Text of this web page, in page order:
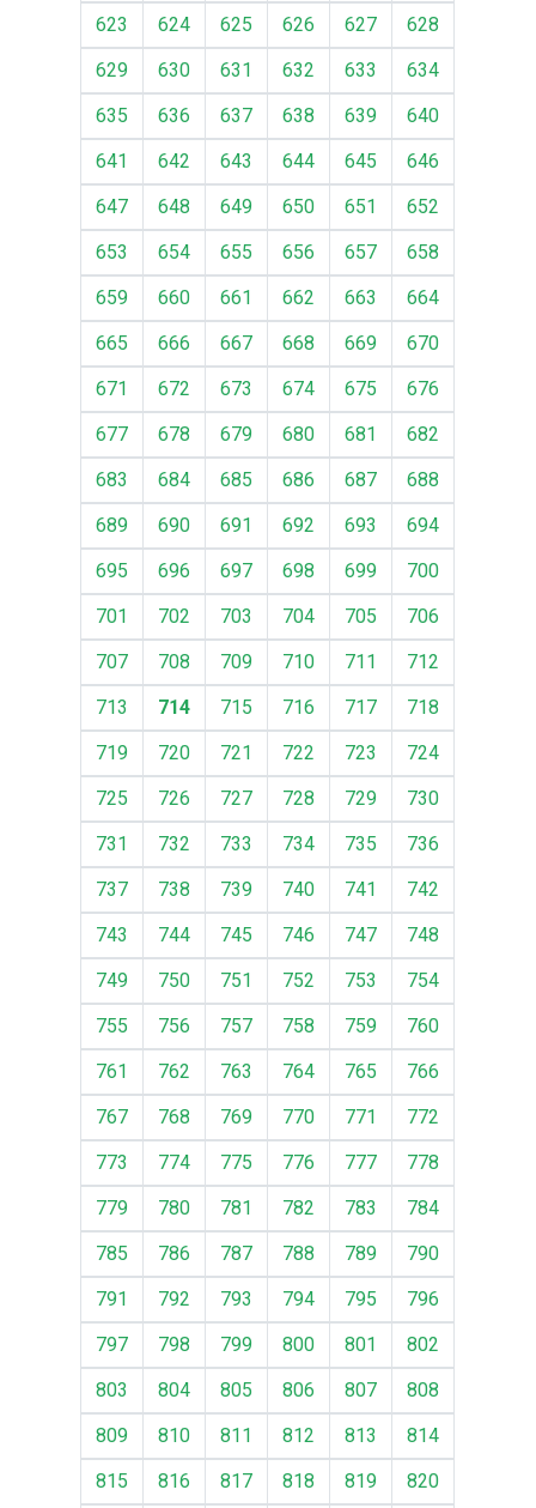
623
624 625 626 627
628
629
630 631 632 633
634
635
636 637 638 639
640
641
642 643 644 645
646
647
648 649 650 651
652
653
654 655 656 657
658
659
660 661 662 663
664
665
666 667 668 669
670
671
672 673 674 675
676
677
678 679 680 681
682
683
684 685 686 687
688
689
690 691 692 693
694
695
696 697 698 699
700
701
702 703 704 705
706
707
708 709 710 711
712
713
714 715 716 717
718
719
720 721 722 723
724
725
726 727 728 729
730
731
732 733 734 735
736
737
738 739 740 741
742
743
744 745 746 747
748
749
750 751 752 753
754
755
756 757 758 759
760
761
762 763 764 765
766
767
768 769 770 771
772
773
774 775 776 777
778
779
780 781 782 783
784
785
786 787 788 789
790
791
792 793 794 795
796
797
798 799 800 801
802
803
804 805 806 807
808
809
810 811 812 813
814
815
816 817 818 819
820